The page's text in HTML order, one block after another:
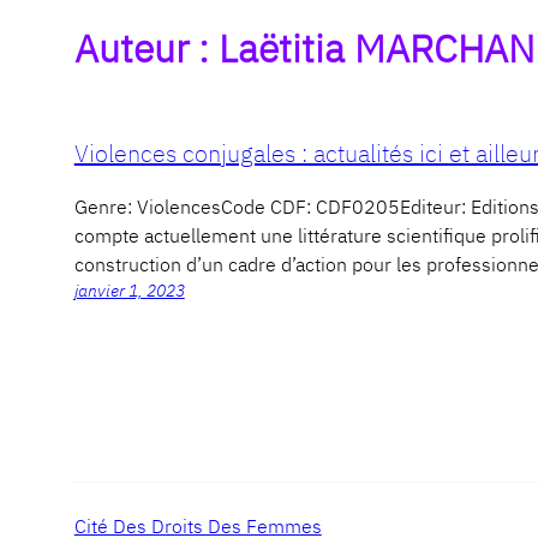
Auteur : Laëtitia
Violences conjugales : actualités ici et
Genre: ViolencesCode CDF: CDF0205Editeur:
compte actuellement une littérature scientifique
construction d’un cadre d’action pour les
janvier 1, 2023
Cité Des Droits Des Femmes